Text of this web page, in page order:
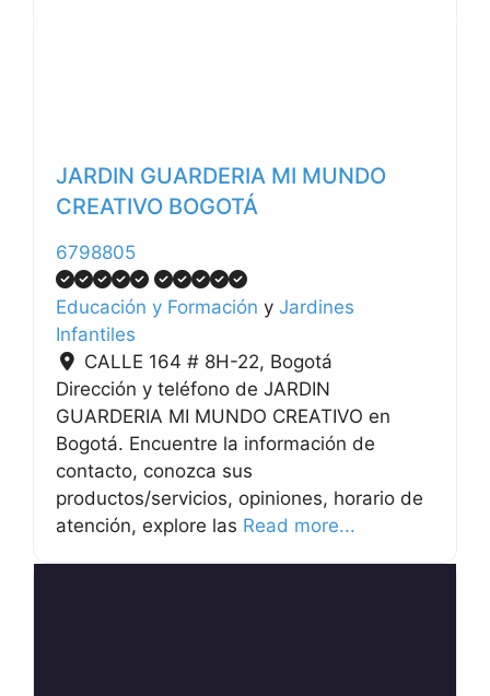
JARDIN GUARDERIA MI MUNDO
CREATIVO BOGOTÁ
6798805
Educación y Formación y Jardines
Infantiles
CALLE 164 # 8H-22, Bogotá
Dirección y teléfono de JARDIN
GUARDERIA MI MUNDO CREATIVO en
Bogotá. Encuentre la información de
contacto, conozca sus
productos/servicios, opiniones, horario de
atención, explore las Read more...